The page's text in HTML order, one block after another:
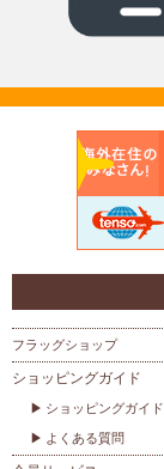
フラッグショップ
ショッピングガイド
ショッピングガイド
よくある質問